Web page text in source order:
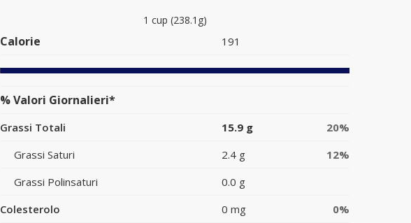
1 cup (238.1g)
Calorie 191
% Valori Giornalieri*
Grassi Totali 15.9 g
20%
Grassi Saturi
2.4 g
12%
Grassi Polinsaturi
0.0 g
Colesterolo
0 mg
0%